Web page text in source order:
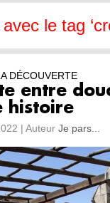
le tag
DÉCOUVERTE
entre
histoire
| Auteur Je pars...